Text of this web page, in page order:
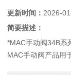
更新时间： 2026-
简要描述：
*MAC手动阀34B系
MAC手动阀产品用